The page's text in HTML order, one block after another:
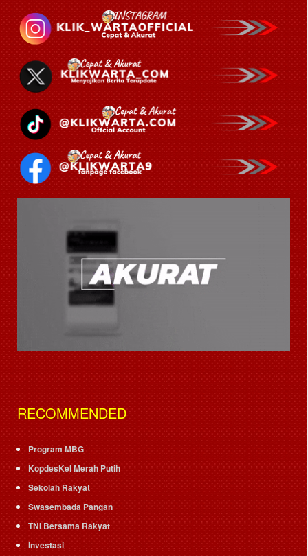
RECOMMENDED
Program MBG
KopdesKel Merah Putih
Sekolah Rakyat
Swasembada Pangan
TNI Bersama Rakyat
Investasi